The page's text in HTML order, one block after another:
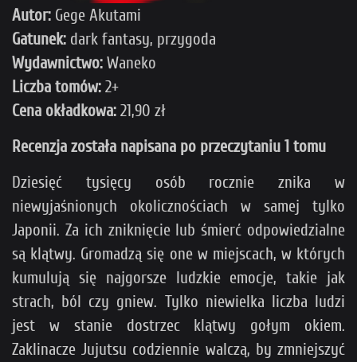
Autor: Gege Akutami
Gatunek: dark fantasy, przygoda
Wydawnictwo: Waneko
Liczba tomów: 2+
Cena okładkowa: 21,90 zł
Recenzja została napisana po przeczytaniu 1 tomu
Dziesięć tysięcy osób rocznie znika w
niewyjaśnionych okolicznościach w samej tylko
Japonii. Za ich zniknięcie lub śmierć odpowiedzialne
są klątwy. Gromadzą się one w miejscach, w których
kumulują się najgorsze ludzkie emocje, takie jak
strach, ból czy gniew. Tylko niewielka liczba ludzi
jest w stanie dostrzec klątwy gołym okiem.
Zaklinacze Jujutsu codziennie walczą, by zmniejszyć